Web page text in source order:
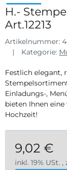
H.-
Art.12213
Artikelnummer:
Kategorie:
Festlich elegant,
Einladungs-,
bieten Ihnen
Hochzeit!
9,02 €
inkl. 19% USt. ,